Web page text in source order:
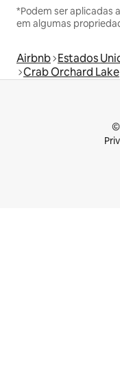
*Podem ser aplicadas
em algumas
Airbnb Estados
Crab Orchard Lake
©